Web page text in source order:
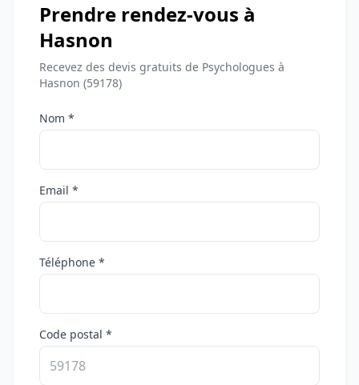
Prendre rendez-vous à
Hasnon
Recevez des devis gratuits de Psychologues à
Hasnon (59178)
Nom *
Email *
Téléphone *
Code postal *